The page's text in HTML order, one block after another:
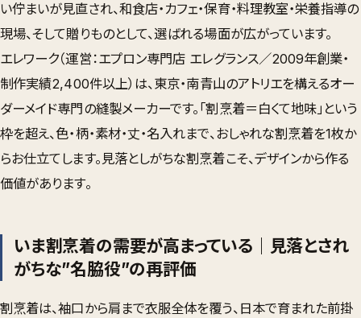
い佇まいが見直され、和食店・カフェ・保育・料理教室・栄養指導の
現場、そして贈りものとして、選ばれる場面が広がっています。
エレワーク（運営：エプロン専門店 エレグランス／2009年創業・
制作実績2,400件以上）は、東京・南青山のアトリエを構えるオー
ダーメイド専門の縫製メーカーです。「割烹着＝白くて地味」という
枠を超え、色・柄・素材・丈・名入れまで、おしゃれな割烹着を1枚か
らお仕立てします。見落としがちな割烹着こそ、デザインから作る
価値があります。
いま割烹着の需要が高まっている｜見落とされ
がちな”名脇役”の再評価
割烹着は、袖口から肩まで衣服全体を覆う、日本で育まれた前掛